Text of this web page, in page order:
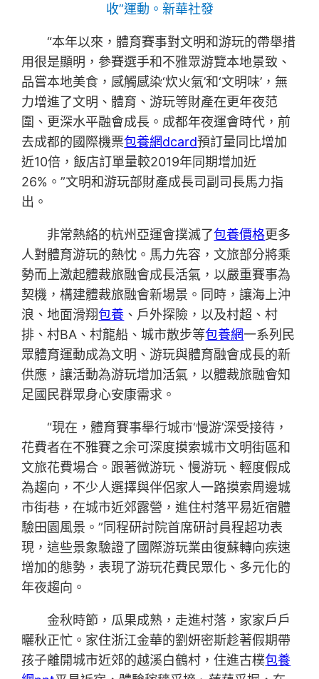
收”運動。新華社發
“本年以來，體育賽事對文明和游玩的帶舉措
用很是顯明，參賽選手和不雅眾游覽本地景致、
品嘗本地美食，感觸感染‘炊火氣’和‘文明味’，無
力增進了文明、體育、游玩等財產在更年夜范
圍、更深水平融會成長。成都年夜運會時代，前
去成都的國際機票包養網dcard預訂量同比增加
近10倍，飯店訂單量較2019年同期增加近
26%。”文明和游玩部財產成長司副司長馬力指
出。
非常熱絡的杭州亞運會撲滅了包養價格更多
人對體育游玩的熱忱。馬力先容，文旅部分將乘
勢而上激起體裁旅融會成長活氣，以嚴重賽事為
契機，構建體裁旅融會新場景。同時，讓海上沖
浪、地面滑翔包養 、戶外探險，以及村超、村
排、村BA、村龍船、城市散步等包養網一系列民
眾體育運動成為文明、游玩與體育融會成長的新
供應，讓活動為游玩增加活氣，以體裁旅融會知
足國民群眾身心安康需求。
“現在，體育賽事舉行城市‘慢游’深受接待，
花費者在不雅賽之余可深度摸索城市文明街區和
文旅花費場合。跟著微游玩、慢游玩、輕度假成
為趨向，不少人選擇與伴侶家人一路摸索周邊城
市街巷，在城市近郊露營，進住村落平易近宿體
驗田園風景。”同程研討院首席研討員程超功表
現，這些景象驗證了國際游玩業由復蘇轉向疾速
增加的態勢，表現了游玩花費民眾化、多元化的
年夜趨向。
金秋時節，瓜果成熟，走進村落，家家戶戶
曬秋正忙。家住浙江金華的劉妍密斯趁著假期帶
孩子離開城市近郊的越溪白鶴村，住進古樸包養